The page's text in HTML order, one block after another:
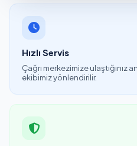
Hızlı Servis
Çağrı merkezimize ulaştığınız
ekibimiz yönlendirilir.